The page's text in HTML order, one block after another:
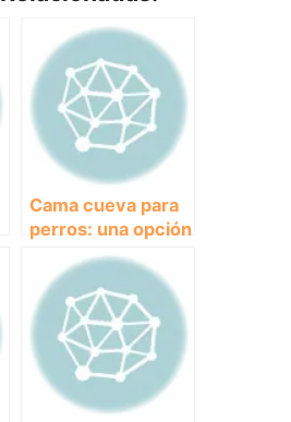
Cama cueva para
perros: una opción
cómoda y
acogedora para el
descanso de tu
mascota